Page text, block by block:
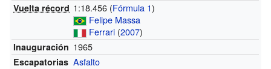
Vuelta récord 1:18.456 (Fórmula 1)
Felipe Massa
Ferrari (2007)
Inauguración 1965
Escapatorias Asfalto